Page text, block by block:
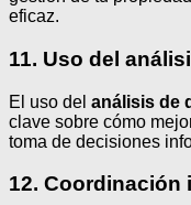
eficaz.
11. Uso del
El uso del análisis de
clave sobre cómo
toma de decisiones
12. Coordinación